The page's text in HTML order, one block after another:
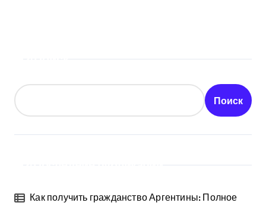
Поиск
Как получить гражданство Аргентины: Полное